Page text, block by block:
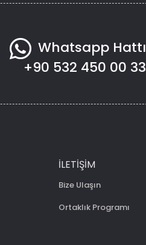
Whatsapp Hattı
+90 532 450 00 33
İLETIŞIM
Bize Ulaşın
Ortaklık Programı